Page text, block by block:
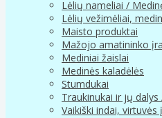
Lėlių nameliai /
Lėlių vežimėliai,
Maisto produktai
Mažojo amatininko
Mediniai žaislai
Medinės kaladėlės
Stumdukai
Traukinukai ir jų dalys
Vaikiški indai, virtuvės